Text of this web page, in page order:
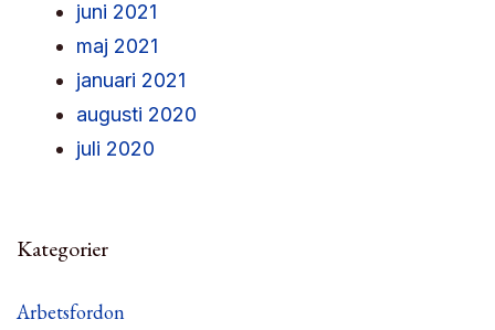
juni 2021
maj 2021
januari 2021
augusti 2020
juli 2020
Kategorier
Arbetsfordon